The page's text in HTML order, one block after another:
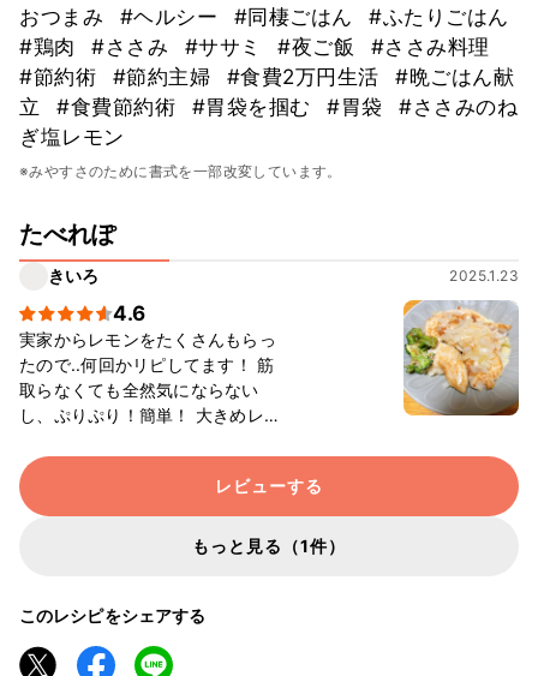
おつまみ
#ヘルシー #同棲ごはん
#ふたりごはん
#鶏肉
#ささみ #ササミ #夜ご飯
#ささみ料理
#節約術
#節約主婦 #食費2万円生活
#晩ごはん献
立
#食費節約術 #胃袋を掴む #胃袋
#ささみのね
ぎ塩レモン
※みやすさのために書式を一部改変しています。
たべれぽ
きいろ 2025.1.23
4.6
実家からレモンをたくさんもらっ
たので..何回かリピしてます！ 筋
取らなくても全然気にならない
し、ぷりぷり！簡単！ 大きめレモ
もおいしいです🤤 実家でも好評で
した！ 写真は長ネギではなく玉ね
ぎで。
レビューする
もっと見る（1件）
このレシピをシェアする